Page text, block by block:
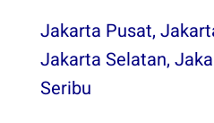
Jakarta Pusat,
Jakarta Selatan,
Seribu